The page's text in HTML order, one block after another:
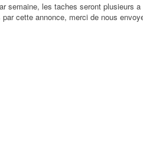
semaine, les taches seront plusieurs
cette annonce, merci de nous